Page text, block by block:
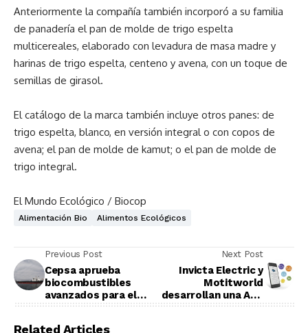
Anteriormente la compañía también incorporó a su familia
de panadería el pan de molde de trigo espelta
multicereales, elaborado con levadura de masa madre y
harinas de trigo espelta, centeno y avena, con un toque de
semillas de girasol.
El catálogo de la marca también incluye otros panes: de
trigo espelta, blanco, en versión integral o con copos de
avena; el pan de molde de kamut; o el pan de molde de
trigo integral.
El Mundo Ecológico / Biocop
Alimentación Bio Alimentos Ecológicos
Previous Post
Cepsa aprueba
biocombustibles
avanzados para el
Next Post
Invicta Electric y
Motitworld
desarrollan una App
Related Articles